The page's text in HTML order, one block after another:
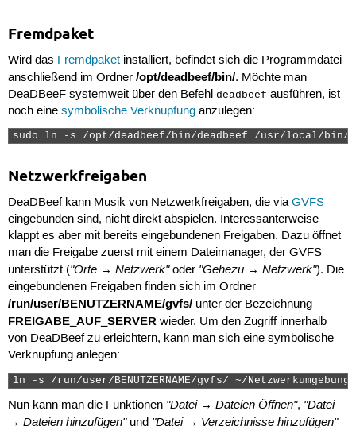
Fremdpaket
Wird das Fremdpaketinstalliert, befindet sich die Programmdatei
anschließend im Ordner /opt/deadbeef/bin/. Möchte man
DeaDBeeF systemweit über den Befehl deadbeef ausführen, ist
noch eine symbolische Verknüpfunganzulegen:
sudo ln -s /opt/deadbeef/bin/deadbeef /usr/local/bin/
Netzwerkfreigaben
DeaDBeef kann Musik von Netzwerkfreigaben, die viaGVFS
eingebunden sind, nicht direkt abspielen. Interessanterweise
klappt es aber mit bereits eingebundenen Freigaben. Dazu öffnet
man die Freigabe zuerst mit einem Dateimanager, der GVFS
unterstützt ("Orte → Netzwerk"oder "Gehezu → Netzwerk"). Die
eingebundenen Freigaben finden sich im Ordner
/run/user/BENUTZERNAME/gvfs/unter der Bezeichnung
FREIGABE_AUF_SERVERwieder. Um den Zugriff innerhalb
von DeaDBeef zu erleichtern, kann man sich eine symbolische
Verknüpfung anlegen:
ln -s /run/user/BENUTZERNAME/gvfs/ ~/Netzwerkumgebung
Nun kann man die Funktionen "Datei → Dateien Öffnen", "Datei
→ Dateien hinzufügen"und "Datei → Verzeichnisse hinzufügen"